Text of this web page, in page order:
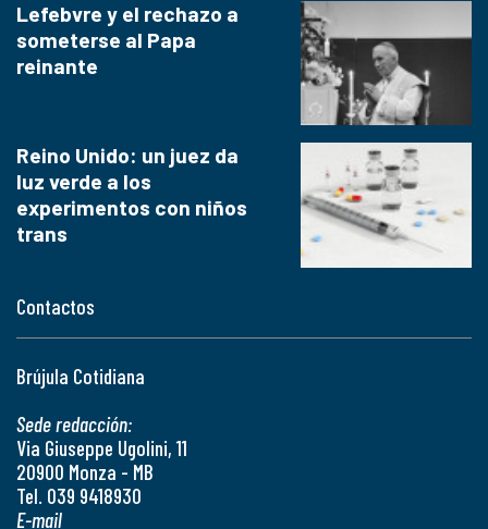
Contactos
Brújula Cotidiana
Sede redacción:
Via Giuseppe Ugolini, 11
20900 Monza - MB
Tel. 039 9418930
E-mail
Lefebvre y el rechazo a
someterse al Papa
reinante
Reino Unido: un juez da
luz verde a los
experimentos con niños
trans